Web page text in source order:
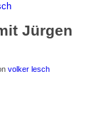
Jürgen
volker lesch